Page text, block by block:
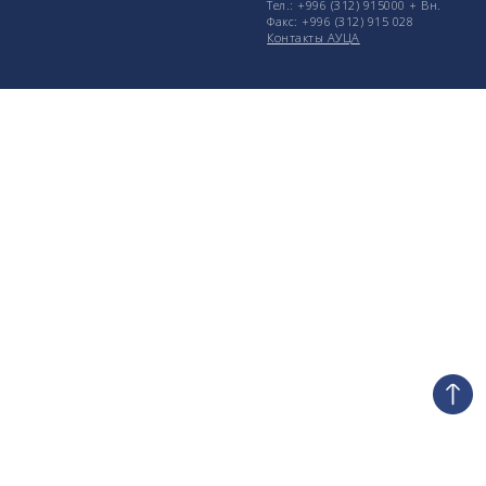
Тел.: +996 (312) 915000 + Вн.
Факс: +996 (312) 915 028
Контакты АУЦА